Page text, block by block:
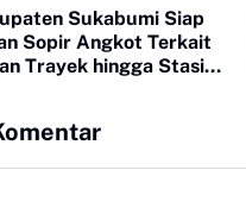
Sukabumi Siap
Sopir Angkot Terkait
Trayek hingga Stasiun